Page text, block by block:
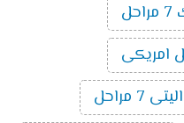
امريكى
مراحل